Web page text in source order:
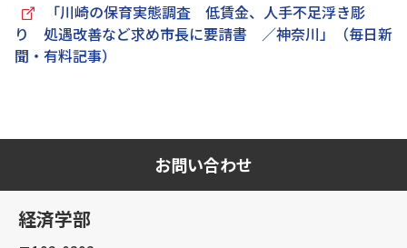
「川崎の保育実態調査 低賃金、人手不足浮き彫
り 処遇改善など求め市長に要請書 ／神奈川」（毎日新
聞・有料記事）
お問い合わせ
経済学部